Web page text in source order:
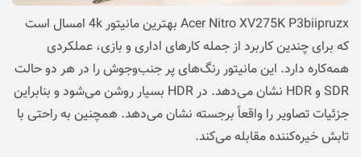
Acer Nitro XV275K P3biipruzx بهترین مانیتور 4k امسال است
که برای چندین کاربرد از جمله کارهای اداری و بازی، عملکردی
همه‌کاره دارد. این مانیتور رنگ‌های پر جنب‌وجوش را در هر دو حالت
SDR و HDR نشان می‌دهد. در HDR بسیار روشن می‌شود و بنابراین
جزئیات تصاویر را واقعاً برجسته نشان می‌دهد. همچنین به راحتی با
تابش خیره‌کننده مقابله می‌کند.